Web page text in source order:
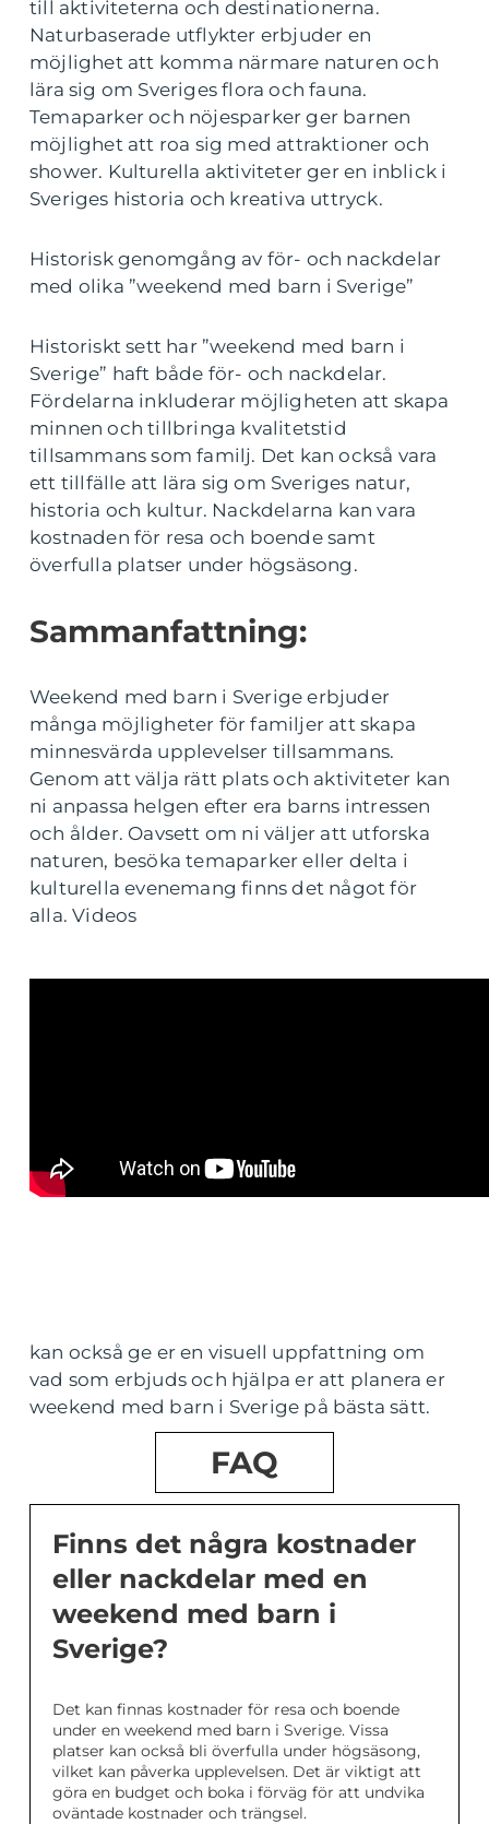
till aktiviteterna och destinationerna.
Naturbaserade utflykter erbjuder en
möjlighet att komma närmare naturen och
lära sig om Sveriges flora och fauna.
Temaparker och nöjesparker ger barnen
möjlighet att roa sig med attraktioner och
shower. Kulturella aktiviteter ger en inblick i
Sveriges historia och kreativa uttryck.
Historisk genomgång av för- och nackdelar
med olika ”weekend med barn i Sverige”
Historiskt sett har ”weekend med barn i
Sverige” haft både för- och nackdelar.
Fördelarna inkluderar möjligheten att skapa
minnen och tillbringa kvalitetstid
tillsammans som familj. Det kan också vara
ett tillfälle att lära sig om Sveriges natur,
historia och kultur. Nackdelarna kan vara
kostnaden för resa och boende samt
överfulla platser under högsäsong.
Sammanfattning:
Weekend med barn i Sverige erbjuder
många möjligheter för familjer att skapa
minnesvärda upplevelser tillsammans.
Genom att välja rätt plats och aktiviteter kan
ni anpassa helgen efter era barns intressen
och ålder. Oavsett om ni väljer att utforska
naturen, besöka temaparker eller delta i
kulturella evenemang finns det något för
alla. Videos
kan också ge er en visuell uppfattning om
vad som erbjuds och hjälpa er att planera er
weekend med barn i Sverige på bästa sätt.
FAQ
Finns det några kostnader
eller nackdelar med en
weekend med barn i
Sverige?
Det kan finnas kostnader för resa och boende
under en weekend med barn i Sverige. Vissa
platser kan också bli överfulla under högsäsong,
vilket kan påverka upplevelsen. Det är viktigt att
göra en budget och boka i förväg för att undvika
oväntade kostnader och trängsel.